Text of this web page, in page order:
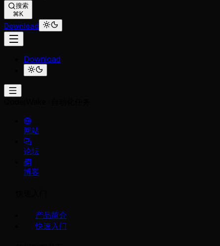
搜索
⌘K
Download
Download
网站
论坛
博客
产品简介
快速入门